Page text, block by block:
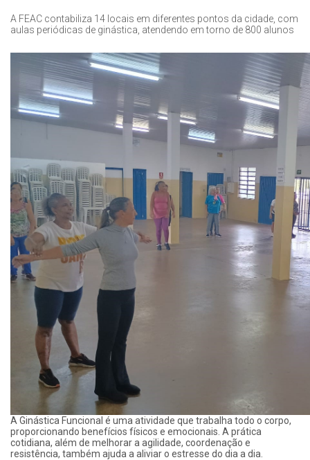
A FEAC contabiliza 14 locais em diferentes pontos da cidade, com
aulas periódicas de ginástica, atendendo em torno de 800 alunos
A Ginástica Funcional é uma atividade que trabalha todo o corpo,
proporcionando benefícios físicos e emocionais. A prática
cotidiana, além de melhorar a agilidade, coordenação e
resistência, também ajuda a aliviar o estresse do dia a dia.